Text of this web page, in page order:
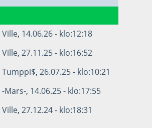
Ville, 14.06.26 - klo:12:18
Ville, 27.11.25 - klo:16:52
Tumppi$, 26.07.25 - klo:10:21
-Mars-, 14.06.25 - klo:17:55
Ville, 27.12.24 - klo:18:31